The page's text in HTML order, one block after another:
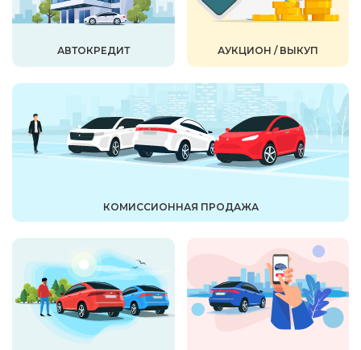
АВТОКРЕДИТ АУКЦИОН / ВЫКУП
КОМИССИОННАЯ ПРОДАЖА